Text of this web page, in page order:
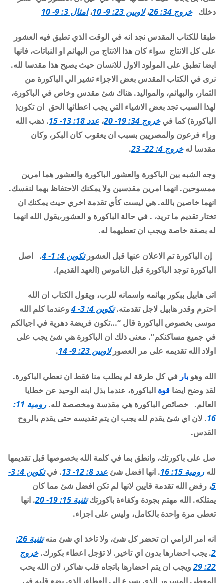
دخلكخروج 34: 26 ،لاويين 23: 9- 10 ،امثال 3: 9- 10
طبقا للكتاب المقدس نجد انه في الوقت الذي تطبق فيه العشور
على كل الانتاج سواء كان هذا الانتاج من البهائم او النباتات، فانها
ايضا تطبق على المولود الاول للانسان حيث يصبح هذا مقدسا لله.
نرى في الكتاب المقدس بعض الاجزاء تشير الي الباكورة من
الثمار، والبهائم، والمواليد. هناك شئ مقدس وخاص في الباكورة،
لهذا السبب تجد بعض الاشياء التي يجب اعطائها الحق ان تكون(
الباكورة) كما فيخروج 34: 19- 20 ، عدد 18: 13- 15
. ذهب الله
وراء فرعون والمصريين بسبب ان يعقوب كان البكر، وكان
مقدسا لهخروج 4: 22- 23 .
وجه الشبه بين الباكورة والعشور الباكورة والعشور هما امرين
ممسوحين. انهما امرين مقدسين ولا يمكنك الاحتفاظ بهما لنفسك.
انهما خاصين بالله. هي ليست كأي تقدمة اخري حيث يمكنك ان
تختار تقديم ما تريد، . في حالة الباكورة و العشور،يقول الله انهما
له بصفة خاصة ويجب ان تعطيهما له.
إن الباكورة تم الاعلان عنها قبل العشورتكوين 4: 1- 4 . اصل
الباكورة توجد الباكورة قبل الناموس (العهد القديم).
اتى هابيل ببكور بهائمه واسمانه للرب، ويقول الكتاب ان الله
احترم وقدر هابيل لاجل تقدمته.تكوين 4: 3- 4
وعندما كلم الله
موسى بخصوص الباكورة قال “…تكون فريضة دهرية في اجيالكم
في جميع مساكنكم”. معنى ذلك ان الباكورة هي شئ يجب على
اولاد الله تقديمه على مر العصورلاويين 23: 9- 14 .
الله وهو بار في كل طرقة لم يطلب منا فقط ان نعطي الباكورة.
لقد وضح ايضا قوة الباكورة، عندما بذل ابنه الوحيد عن خطايا
العالم. خصائص الباكورة هي مقدسة ومخصصة لله.
رومية 11:
16. لان اي شئ يقدم لله يجب ان يتم تقديسه حتى يقدم بالروح
القدس.
صل على باكورتك، وانطق بما في كلمة الله بخصوصها قبل تقديمها
للهرومية 15: 16 . انها افضل شئ عدد 8: 12- 13 . في
تكوين 4: 3-
5، رفض الله تقدمة قايين لانها لم تكن افضل شئ مما كان
يمتلكه. الله مهتم بجودة وكفاءة باكورتكتثنية 15: 19- 20
. انها
تعطى مرة واحدة بالكامل، وليس على اجزاء.
انه امر الزامي ان تحضر كل شئ، ولا تاخذ اي شئ منه
تثنية 26:
2. يجب احضارها بدون اي تاخير. لا تؤجل اعطاء بكورك.خروج
22: 29
ويجب ان يتم احضارها باتجاه قلب شاكر، لان الله يحب